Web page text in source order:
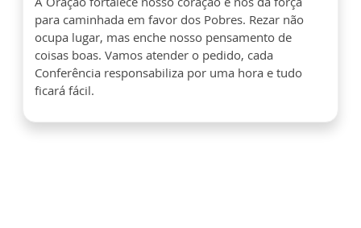
para caminhada em favor dos Pobres. Rezar não
ocupa lugar, mas enche nosso pensamento de
coisas boas. Vamos atender o pedido, cada
Conferência responsabiliza por uma hora e tudo
ficará fácil.